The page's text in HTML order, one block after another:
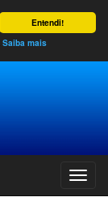
Entendi!
Saiba mais